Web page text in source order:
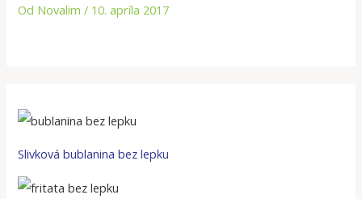
Od Novalim/ 10. apríla 2017
Slivková bublanina bez lepku